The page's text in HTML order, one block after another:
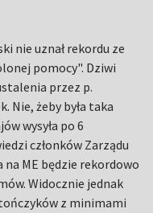
nie uznał rekordu ze
pomocy". Dziwi
przez p.
Nie, żeby była taka
wysyła po 6
członków Zarządu
na ME będzie rekordowo
Widocznie jednak
z minimami